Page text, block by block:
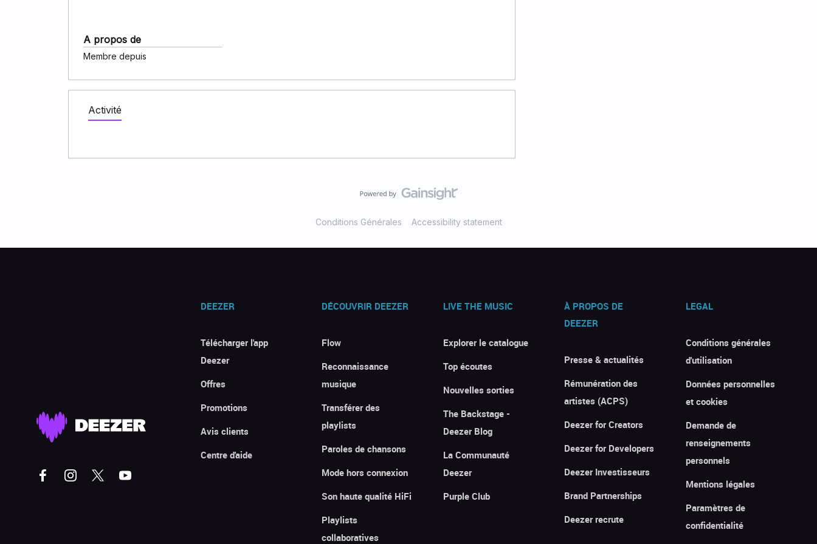
A propos de
Membre depuis
Activité
Conditions Générales Accessibility statement
DEEZER
Télécharger l'app
Deezer
Offres
Promotions
Avis clients
Centre d'aide
DÉCOUVRIR DEEZER
Flow
Reconnaissance
musique
Transférer des
playlists
Paroles de chansons
Mode hors connexion
Son haute qualité HiFi
Playlists
collaboratives
LIVE THE MUSIC
Explorer le catalogue
Top écoutes
Nouvelles sorties
The Backstage -
Deezer Blog
La Communauté
Deezer
Purple Club
À PROPOS DE
DEEZER
Presse & actualités
Rémunération des
artistes (ACPS)
Deezer for Creators
Deezer for Developers
Deezer Investisseurs
Brand Partnerships
Deezer recrute
LEGAL
Conditions générales
d'utilisation
Données personnelles
et cookies
Demande de
renseignements
personnels
Mentions légales
Paramètres de
confidentialité